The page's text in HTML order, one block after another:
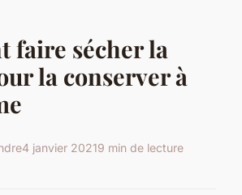
faire sécher la
la conserver à
4 janvier 20219 min de lecture